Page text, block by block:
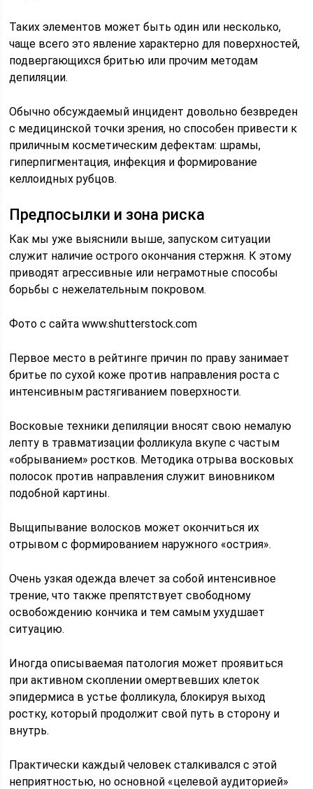
Таких элементов может быть один или несколько,
чаще всего это явление характерно для поверхностей,
подвергающихся бритью или прочим методам
депиляции.
Обычно обсуждаемый инцидент довольно безвреден
с медицинской точки зрения, но способен привести к
приличным косметическим дефектам: шрамы,
гиперпигментация, инфекция и формирование
келлоидных рубцов.
Предпосылки и зона риска
Как мы уже выяснили выше, запуском ситуации
служит наличие острого окончания стержня. К этому
приводят агрессивные или неграмотные способы
борьбы с нежелательным покровом.
Фото с сайта www.shutterstock.com
Первое место в рейтинге причин по праву занимает
бритье по сухой коже против направления роста с
интенсивным растягиванием поверхности.
Восковые техники депиляции вносят свою немалую
лепту в травматизации фолликула вкупе с частым
«обрыванием» ростков. Методика отрыва восковых
полосок против направления служит виновником
подобной картины.
Выщипывание волосков может окончиться их
отрывом с формированием наружного «острия».
Очень узкая одежда влечет за собой интенсивное
трение, что также препятствует свободному
освобождению кончика и тем самым ухудшает
ситуацию.
Иногда описываемая патология может проявиться
при активном скоплении омертвевших клеток
эпидермиса в устье фолликула, блокируя выход
ростку, который продолжит свой путь в сторону и
внутрь.
Практически каждый человек сталкивался с этой
неприятностью, но основной «целевой аудиторией»